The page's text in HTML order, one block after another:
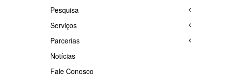
Pesquisa
Serviços
Parcerias
Notícias
Fale Conosco